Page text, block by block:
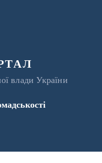
влади України